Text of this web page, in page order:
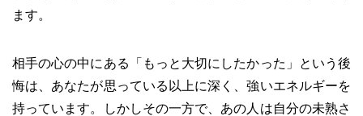
ます。
相手の心の中にある「もっと大切にしたかった」という後
悔は、あなたが思っている以上に深く、強いエネルギーを
持っています。しかしその一方で、あの人は自分の未熟さ